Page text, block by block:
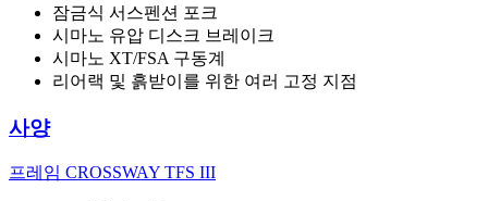
잠금식 서스펜션 포크
시마노 유압 디스크 브레이크
시마노 XT/FSA 구동계
리어랙 및 흙받이를 위한 여러 고정 지점
사양
프레임 CROSSWAY TFS III